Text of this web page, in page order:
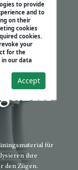
to provide
and to
on their
cookies
cookies.
your
for the
our data
Accept
für
ihre
den Zügen.